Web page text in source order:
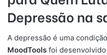
Depressão na
A depressão é uma
MoodTools foi